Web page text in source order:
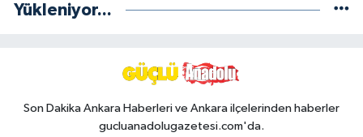
Yükleniyor...
Son Dakika Ankara Haberleri ve Ankara ilçelerinden haberler
gucluanadolugazetesi.com'da.